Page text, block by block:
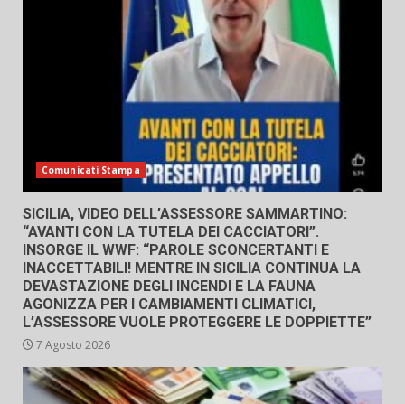
Comunicati Stampa
SICILIA, VIDEO DELL’ASSESSORE SAMMARTINO:
“AVANTI CON LA TUTELA DEI CACCIATORI”.
INSORGE IL WWF: “PAROLE SCONCERTANTI E
INACCETTABILI! MENTRE IN SICILIA CONTINUA LA
DEVASTAZIONE DEGLI INCENDI E LA FAUNA
AGONIZZA PER I CAMBIAMENTI CLIMATICI,
L’ASSESSORE VUOLE PROTEGGERE LE DOPPIETTE”
7 Agosto 2026